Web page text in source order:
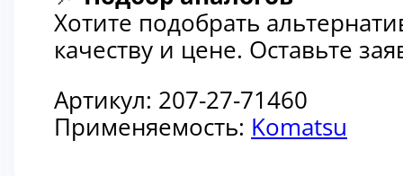
Хотите подобрать
качеству и цене. Оставьте
Артикул: 207-27-71460
Применяемость: Komatsu